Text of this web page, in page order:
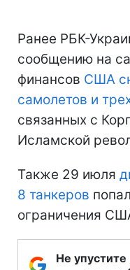
Ранее РБК-
сообщению на
финансов США
самолетов и
связанных с
Исламской
Также 29 июля
8 танкеров
ограничения
Не